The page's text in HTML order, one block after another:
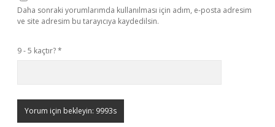
Daha sonraki yorumlarımda kullanılması için adım, e-posta adresim
ve site adresim bu tarayıcıya kaydedilsin.
9 - 5 kaçtır?*